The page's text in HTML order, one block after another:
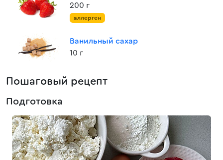
200 г
аллерген
Ванильный сахар
10 г
Пошаговый рецепт
Подготовка